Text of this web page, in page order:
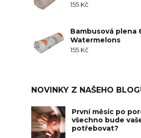
155 Kč
Bambusová plena
Watermelons
155 Kč
NOVINKY Z NAŠEHO
První měsíc po
všechno bude
potřebovat?